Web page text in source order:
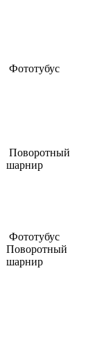
Фототубус
Поворотный
шарнир
Фототубус
Поворотный
шарнир